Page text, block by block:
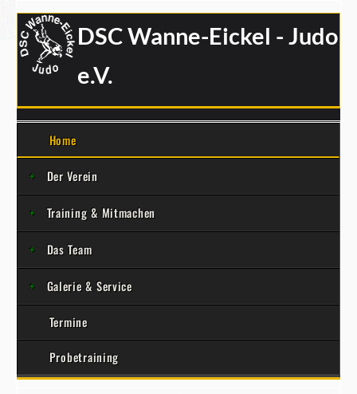
DSC Wanne-Eickel - Judo
e.V.
Home
Der Verein
Training & Mitmachen
Das Team
Galerie & Service
Termine
Probetraining